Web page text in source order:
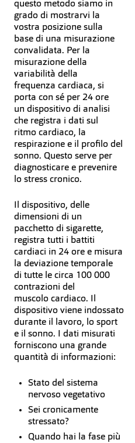
questo metodo siamo in
grado di mostrarvi la
vostra posizione sulla
base di una misurazione
convalidata. Per la
misurazione della
variabilità della
frequenza cardiaca, si
porta con sé per 24 ore
un dispositivo di analisi
che registra i dati sul
ritmo cardiaco, la
respirazione e il profilo del
sonno. Questo serve per
diagnosticare e prevenire
lo stress cronico.
Il dispositivo, delle
dimensioni di un
pacchetto di sigarette,
registra tutti i battiti
cardiaci in 24 ore e misura
la deviazione temporale
di tutte le circa 100 000
contrazioni del
muscolo cardiaco. Il
dispositivo viene indossato
durante il lavoro, lo sport
e il sonno. I dati misurati
forniscono una grande
quantità di informazioni:
Stato del sistema
nervoso vegetativo
Sei cronicamente
stressato?
Quando hai la fase più